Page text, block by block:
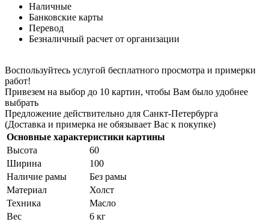
Наличные
Банковские карты
Перевод
Безналичный расчет от организации
Воспользуйтесь услугой бесплатного просмотра и примерки
работ!
Привезем на выбор до 10 картин, чтобы Вам было удобнее
выбрать
Предложение действительно для Санкт-Петербурга
(Доставка и примерка не обязывает Вас к покупке)
Основные характеристики картины
Высота
60
Ширина
100
Наличие рамы
Без рамы
Материал
Холст
Техника
Масло
Вес
6 кг